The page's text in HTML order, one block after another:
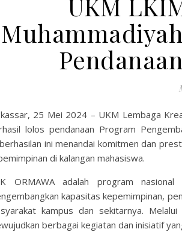
UKM
25 Mei 2024 – UKM Lembaga
lolos pendanaan Program
ini menandai komitmen dan
di kalangan mahasiswa.
ORMAWA adalah program
kapasitas kepemimpinan,
kampus dan sekitarnya.
berbagai kegiatan dan inisiatif